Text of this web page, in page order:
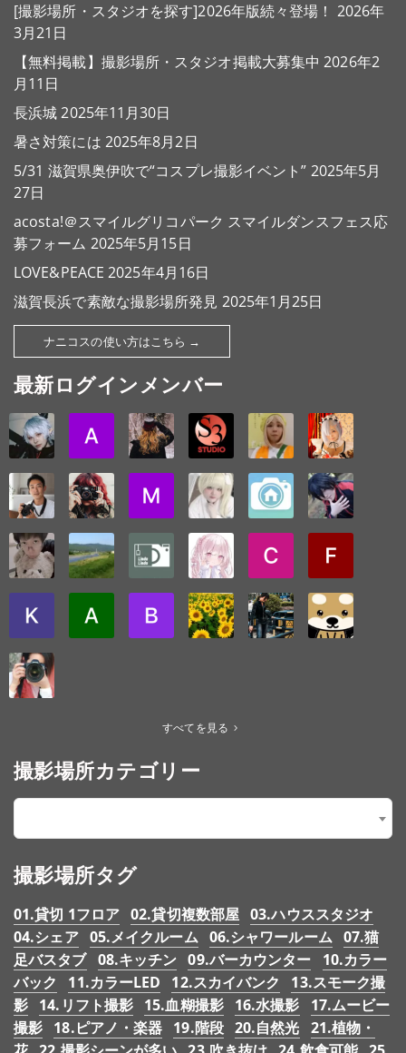
[撮影場所・スタジオを探す]2026年版続々登場！ 2026年
3月21日
【無料掲載】撮影場所・スタジオ掲載大募集中 2026年2
月11日
長浜城 2025年11月30日
暑さ対策には 2025年8月2日
5/31 滋賀県奥伊吹で“コスプレ撮影イベント” 2025年5月
27日
acosta!＠スマイルグリコパーク スマイルダンスフェス応
募フォーム 2025年5月15日
LOVE&PEACE 2025年4月16日
滋賀長浜で素敵な撮影場所発見 2025年1月25日
ナニコスの使い方はこちら →
最新ログインメンバー
すべてを見る
撮影場所カテゴリー
×
撮影場所タグ
01.貸切 1フロア 02.貸切複数部屋 03.ハウススタジオ
04.シェア 05.メイクルーム 06.シャワールーム 07.猫
足バスタブ 08.キッチン 09.バーカウンター
10.カラー
バック
11.カラーLED 12.スカイバンク
13.スモーク撮
影 14.リフト撮影 15.血糊撮影 16.水撮影
17.ムービー
撮影 18.ピアノ・楽器 19.階段 20.自然光 21.植物・